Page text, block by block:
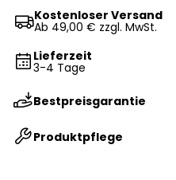
Kostenloser Versand
Ab 49,00 € zzgl. MwSt.
Lieferzeit
3-4 Tage
Bestpreisgarantie
Produktpflege